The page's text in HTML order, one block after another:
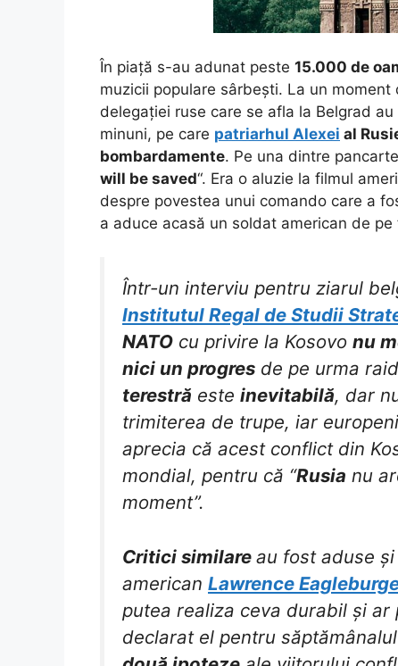
În piață s-au adunat peste 15.000 de
muzicii populare sârbești. La un
delegației ruse care se afla la Belgrad au
minuni, pe care patriarhul Alexei al
bombardamente. Pe una dintre
will be saved“. Era o aluzie la filmul
despre povestea unui comando care a
a aduce acasă un soldat american de pe
Într-un interviu pentru ziarul
Institutul Regal de Studii
NATO cu privire la Kosovo nu
nici un progres de pe urma
terestră este inevitabilă, dar
trimiterea de trupe, iar
aprecia că acest conflict din
mondial, pentru că “Rusia nu
moment”.
Critici similare au fost aduse
american Lawrence
putea realiza ceva durabil și ar
declarat el pentru